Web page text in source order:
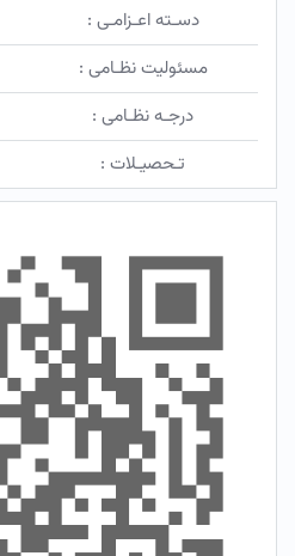
دسـته اعـزامـی :
مسئولیت نظـامی :
درجـه نظـامی :
تـحصیـلات :